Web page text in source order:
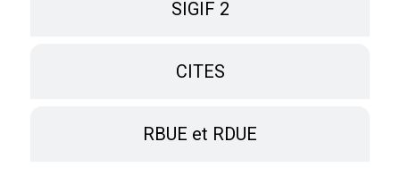
SIGIF 2
CITES
RBUE et RDUE